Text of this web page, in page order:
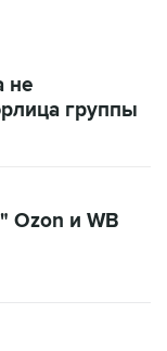
не
группы
и WB